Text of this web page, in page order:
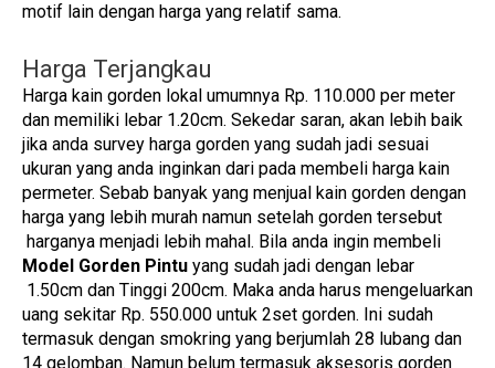
motif lain dengan harga yang relatif sama.
Harga Terjangkau
Harga kain gorden lokal umumnya Rp. 110.000 per meter
dan memiliki lebar 1.20cm. Sekedar saran, akan lebih baik
jika anda survey harga gorden yang sudah jadi sesuai
ukuran yang anda inginkan dari pada membeli harga kain
permeter. Sebab banyak yang menjual kain gorden dengan
harga yang lebih murah namun setelah gorden tersebut
harganya menjadi lebih mahal. Bila anda ingin membeli
Model Gorden Pintu yang sudah jadi dengan lebar
1.50cm dan Tinggi 200cm. Maka anda harus mengeluarkan
uang sekitar Rp. 550.000 untuk 2set gorden. Ini sudah
termasuk dengan smokring yang berjumlah 28 lubang dan
14 gelomban. Namun belum termasuk aksesoris gorden